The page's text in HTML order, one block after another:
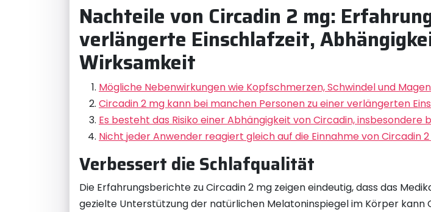
Nachteile von Circadin 2 mg:
verlängerte Einschlafzeit,
Wirksamkeit
Mögliche Nebenwirkungen wie Kopfschmerzen, Schwindel und
Circadin 2 mg kann bei manchen Personen zu einer verlängerten
Es besteht das Risiko einer Abhängigkeit von Circadin,
Nicht jeder Anwender reagiert gleich auf die Einnahme von Circadin
Verbessert die Schlafqualität
Die Erfahrungsberichte zu Circadin 2 mg zeigen eindeutig, dass das
gezielte Unterstützung der natürlichen Melatoninspiegel im Körper kann